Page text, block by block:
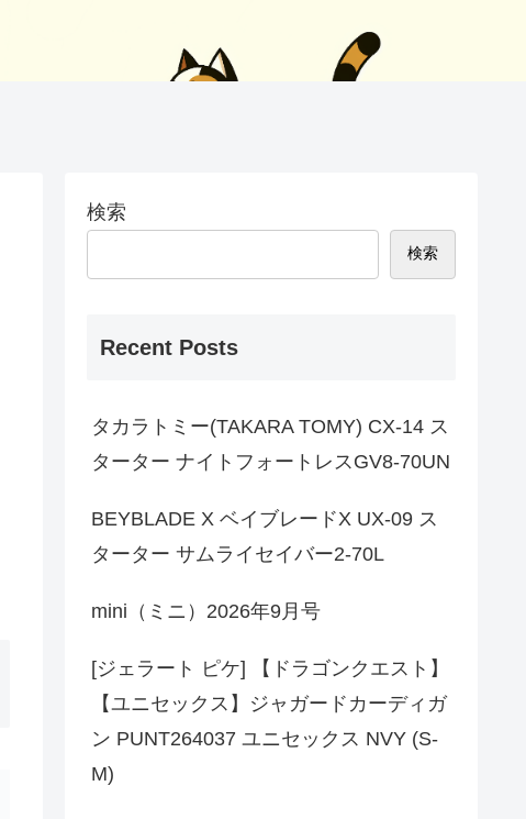
検索
検索
Recent Posts
タカラトミー(TAKARA TOMY) CX-14 ス
ターター ナイトフォートレスGV8-70UN
BEYBLADE X ベイブレードX UX-09 ス
ターター サムライセイバー2-70L
mini（ミニ）2026年9月号
[ジェラート ピケ] 【ドラゴンクエスト】
【ユニセックス】ジャガードカーディガ
ン PUNT264037 ユニセックス NVY (S-
M)